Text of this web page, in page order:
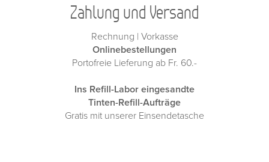
Zahlung und Versand
Rechnung | Vorkasse
Onlinebestellungen
Portofreie Lieferung ab Fr. 60.-
Ins Refill-Labor eingesandte
Tinten-Refill-Aufträge
Gratis mit unserer Einsendetasche